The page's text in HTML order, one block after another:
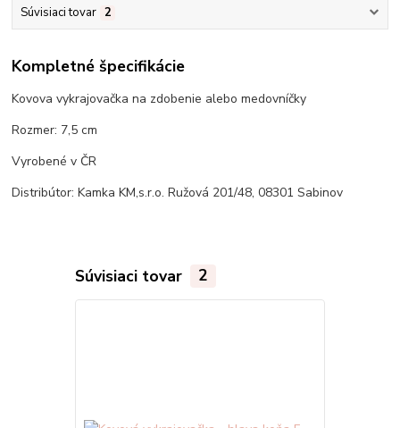
Súvisiaci tovar 2
Kompletné špecifikácie
Kovova vykrajovačka na zdobenie alebo medovníčky
Rozmer: 7,5 cm
Vyrobené v ČR
Distribútor: Kamka KM,s.r.o. Ružová 201/48, 08301 Sabinov
Súvisiaci tovar 2